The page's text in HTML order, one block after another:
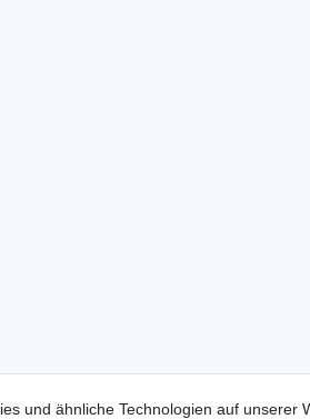
und ähnliche Technologien auf unserer